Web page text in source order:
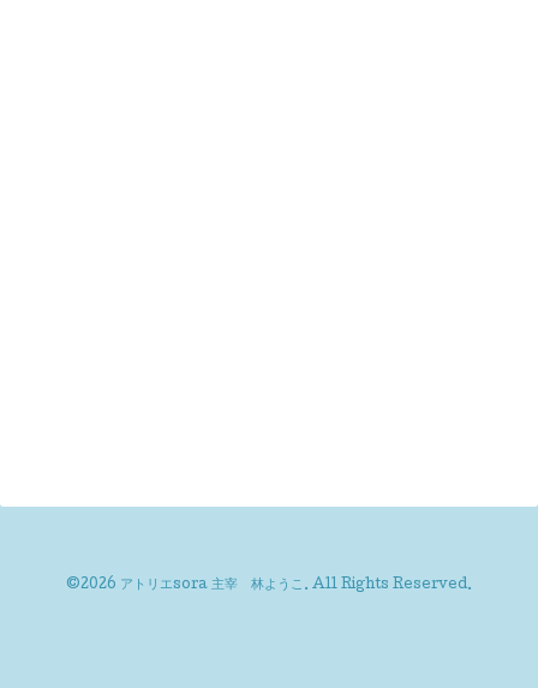
©2026 アトリエsora 主宰 林ようこ . All Rights Reserved.